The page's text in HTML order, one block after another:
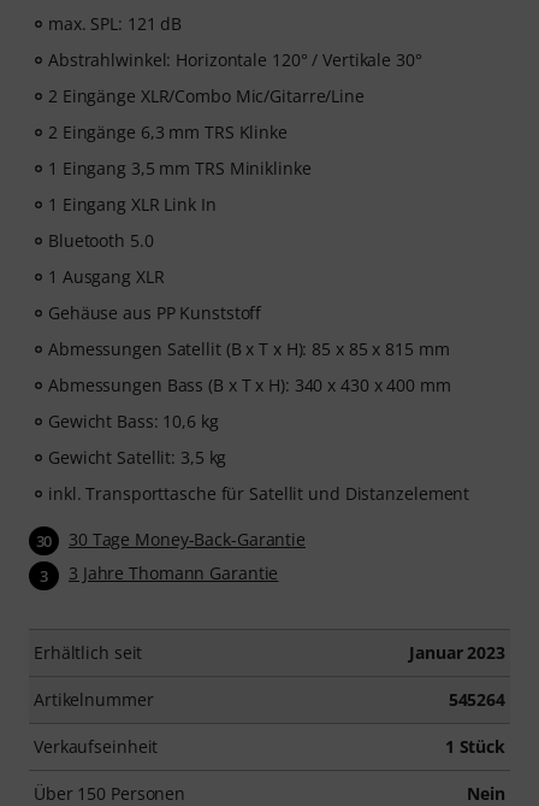
max. SPL: 121 dB
Abstrahlwinkel: Horizontale 120° / Vertikale 30°
2 Eingänge XLR/Combo Mic/Gitarre/Line
2 Eingänge 6,3 mm TRS Klinke
1 Eingang 3,5 mm TRS Miniklinke
1 Eingang XLR Link In
Bluetooth 5.0
1 Ausgang XLR
Gehäuse aus PP Kunststoff
Abmessungen Satellit (B x T x H): 85 x 85 x 815 mm
Abmessungen Bass (B x T x H): 340 x 430 x 400 mm
Gewicht Bass: 10,6 kg
Gewicht Satellit: 3,5 kg
inkl. Transporttasche für Satellit und Distanzelement
30 30 Tage Money-Back-Garantie
3 3 Jahre Thomann Garantie
Erhältlich seit Januar 2023
Artikelnummer 545264
Verkaufseinheit 1 Stück
Über 150 Personen Nein